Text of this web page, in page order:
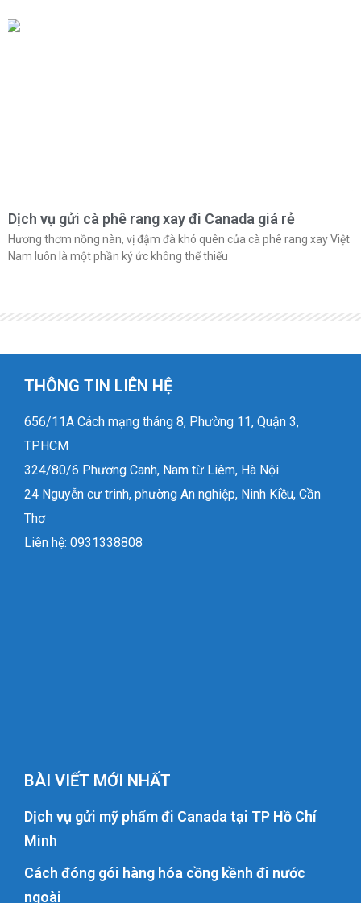
Dịch vụ gửi cà phê rang xay đi Canada giá rẻ
Hương thơm nồng nàn, vị đậm đà khó quên của cà phê rang xay Việt
Nam luôn là một phần ký ức không thể thiếu
THÔNG TIN LIÊN HỆ
656/11A Cách mạng tháng 8, Phường 11, Quận 3,
TPHCM
324/80/6 Phương Canh, Nam từ Liêm, Hà Nội
24 Nguyễn cư trinh, phường An nghiệp, Ninh Kiều, Cần
Thơ
Liên hệ: 0931338808
BÀI VIẾT MỚI NHẤT
Dịch vụ gửi mỹ phẩm đi Canada tại TP Hồ Chí
Minh
Cách đóng gói hàng hóa cồng kềnh đi nước
ngoài